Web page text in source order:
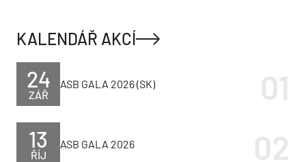
KALENDÁŘ AKCÍ
ZÁŘ
24 ASB GALA 2026 (SK)
ŘÍJ
13 ASB GALA 2026